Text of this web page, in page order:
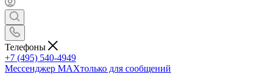
Телефоны
+7 (495) 540-4949
Мессенджер МАХтолько для сообщений